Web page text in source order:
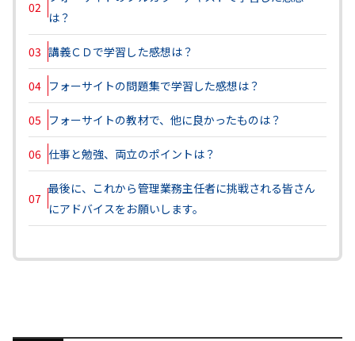
02
は？
03 講義ＣＤで学習した感想は？
04 フォーサイトの問題集で学習した感想は？
05 フォーサイトの教材で、他に良かったものは？
06 仕事と勉強、両立のポイントは？
07
最後に、これから管理業務主任者に挑戦される皆さん
にアドバイスをお願いします。